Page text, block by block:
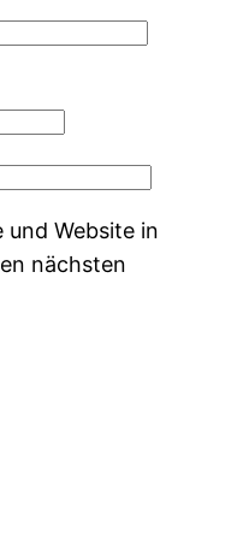
und Website in
nächsten